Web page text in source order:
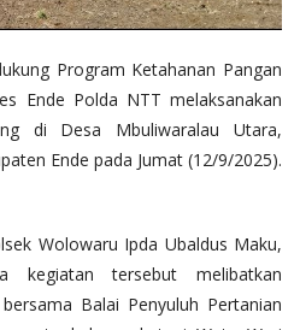
Program Ketahanan Pangan
Ende Polda NTT melaksanakan
di Desa Mbuliwaralau Utara,
Ende pada Jumat (12/9/2025).
Wolowaru Ipda Ubaldus Maku,
kegiatan tersebut melibatkan
Balai Penyuluh Pertanian